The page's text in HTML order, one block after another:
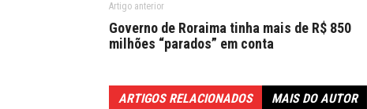
Artigo anterior
Governo de Roraima tinha mais de R$ 850
milhões “parados” em conta
ARTIGOS RELACIONADOS MAIS DO AUTOR